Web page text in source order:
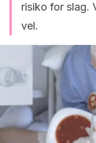
risiko for slag.
vel.